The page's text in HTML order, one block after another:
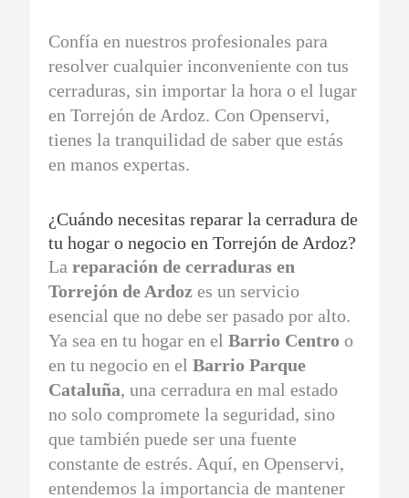
Confía en nuestros profesionales para
resolver cualquier inconveniente con tus
cerraduras, sin importar la hora o el lugar
en Torrejón de Ardoz. Con Openservi,
tienes la tranquilidad de saber que estás
en manos expertas.
¿Cuándo necesitas reparar la cerradura de
tu hogar o negocio en Torrejón de Ardoz?
Lareparación de cerraduras en
Torrejón de Ardoz es un servicio
esencial que no debe ser pasado por alto.
Ya sea en tu hogar en elBarrio Centro o
en tu negocio en elBarrio Parque
Cataluña, una cerradura en mal estado
no solo compromete la seguridad, sino
que también puede ser una fuente
constante de estrés. Aquí, en Openservi,
entendemos la importancia de mantener